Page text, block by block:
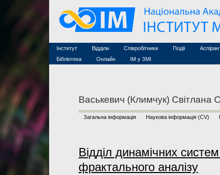
Інститут
Конкурси на посади
Науково-організаційна робота
Відділи Співробітники
Асоційовані дослідники
Технічний персонал
Події
Конференції
Курси з
Бібліотека
MathSciNet
Публікації
Онлайн
ІМ у ЗМІ
Васькевич (Климчук) Світлана
Загальна інформація Наукова інформація (CV)
Відділ динамічних
фрактального аналізу